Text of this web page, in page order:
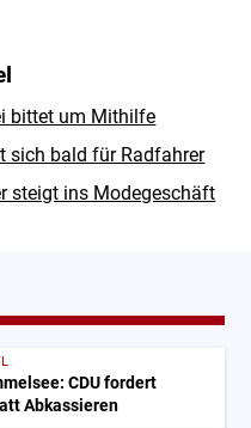
bittet um Mithilfe
sich bald für Radfahrer
steigt ins Modegeschäft
CDU fordert
Abkassieren